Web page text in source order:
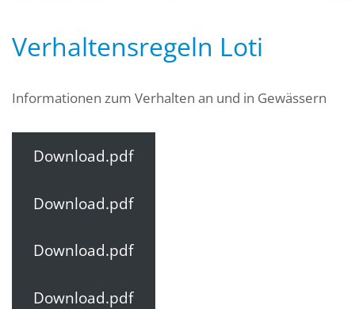
Verhaltensregeln Loti
Informationen zum Verhalten an und in Gewässern
Download.pdf
Download.pdf
Download.pdf
Download.pdf